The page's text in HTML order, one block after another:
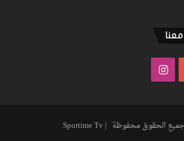
انستقرام